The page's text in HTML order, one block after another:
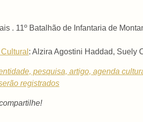
. 11º Batalhão de Infantaria de
: Alzira Agostini Haddad, Suely
pesquisa, artigo, agenda
registrados